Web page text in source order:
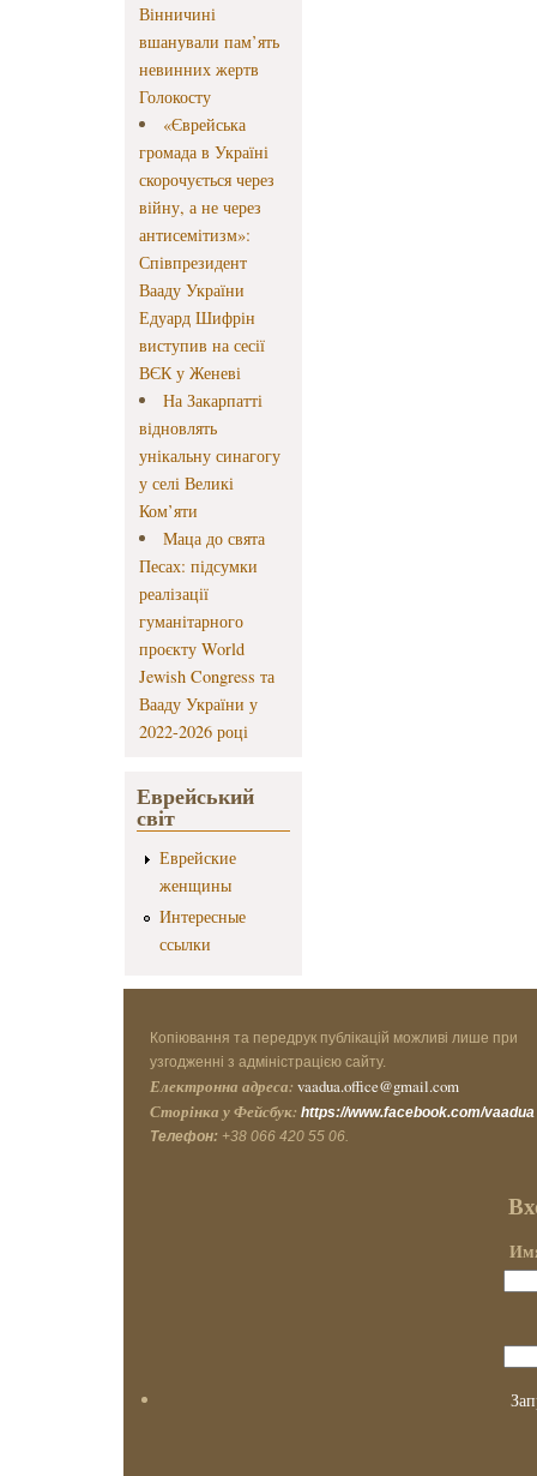
Вінничині
вшанували пам’ять
невинних жертв
Голокосту
«Єврейська
громада в Україні
скорочується через
війну, а не через
антисемітизм»:
Співпрезидент
Вааду України
Едуард Шифрін
виступив на сесії
ВЄК у Женеві
На Закарпатті
відновлять
унікальну синагогу
у селі Великі
Ком’яти
Маца до свята
Песах: підсумки
реалізації
гуманітарного
проєкту World
Jewish Congress та
Вааду України у
2022-2026 році
Еврейський
світ
Еврейские
женщины
Интересные
ссылки
Копіювання та передрук публікацій можливі лише при
узгодженні з адміністрацією сайту.
Електронна адреса: vaadua.office@gmail.com
Сторінка у Фейсбук: https://www.facebook.com/vaadua
Телефон: +38 066 420 55 06.